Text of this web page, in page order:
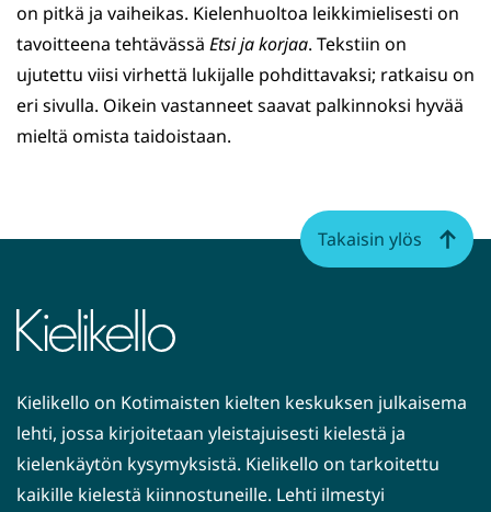
on pitkä ja vaiheikas. Kielenhuoltoa leikkimielisesti on
tavoitteena tehtävässä Etsi ja korjaa. Tekstiin on
ujutettu viisi virhettä lukijalle pohdittavaksi; ratkaisu on
eri sivulla. Oikein vastanneet saavat palkinnoksi hyvää
mieltä omista taidoistaan.
Kielikello on Kotimaisten kielten keskuksen julkaisema
lehti, jossa kirjoitetaan yleistajuisesti kielestä ja
kielenkäytön kysymyksistä. Kielikello on tarkoitettu
kaikille kielestä kiinnostuneille. Lehti ilmestyi
Takaisin ylös